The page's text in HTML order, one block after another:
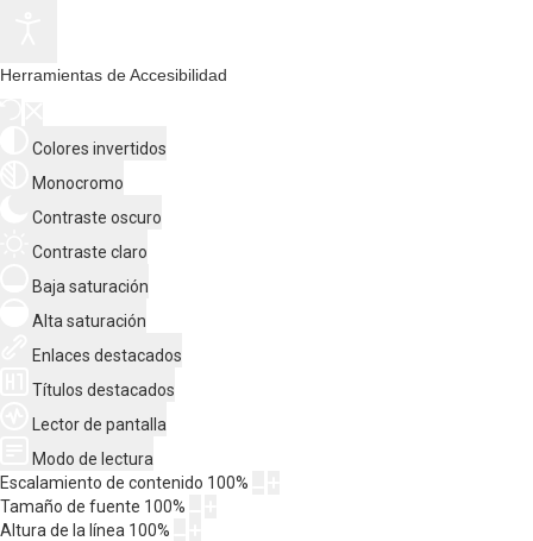
Herramientas de Accesibilidad
Colores invertidos
Monocromo
Contraste oscuro
Contraste claro
Baja saturación
Alta saturación
Enlaces destacados
Títulos destacados
Lector de pantalla
Modo de lectura
Escalamiento de contenido 100%
Tamaño de fuente 100%
Altura de la línea 100%